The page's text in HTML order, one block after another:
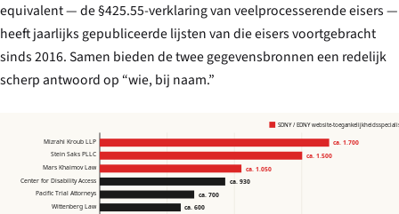
equivalent — de §425.55-verklaring van veelprocesserende eisers —
heeft jaarlijks gepubliceerde lijsten van die eisers voortgebracht
sinds 2016. Samen bieden de twee gegevensbronnen een redelijk
scherp antwoord op “wie, bij naam.”
Mizrahi Kroub LLP
Stein Saks PLLC
Mars Khaimov Law
Center for Disability Access
Pacific Trial Attorneys
Wittenberg Law
ca. 1.700
ca. 1.500
ca. 1.050
ca. 930
ca. 700
ca. 600
SDNY / EDNY website-